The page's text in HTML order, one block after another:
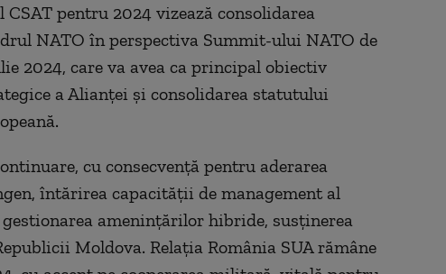
pentru 2024 vizează consolidarea
NATO în perspectiva Summit-ului NATO de
2024, care va avea ca principal obiectiv
a Alianţei şi consolidarea statutului
cu consecvenţă pentru aderarea
întărirea capacităţii de management al
ameninţărilor hibride, susţinerea
Moldova. Relaţia România SUA rămâne